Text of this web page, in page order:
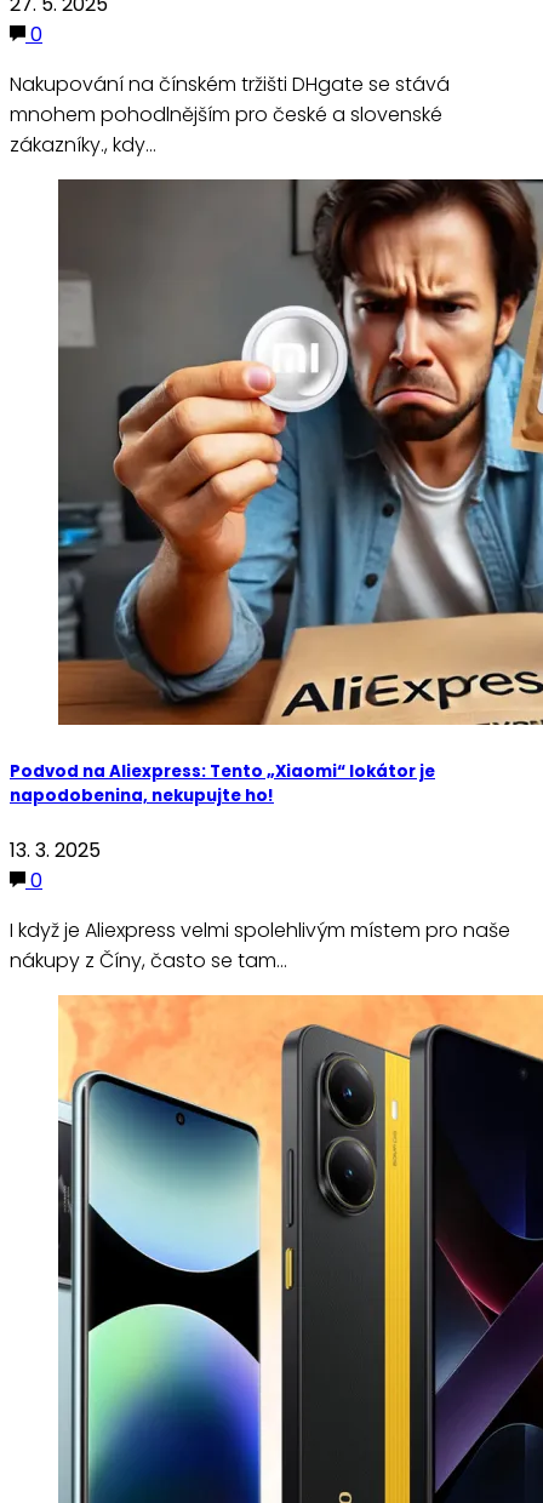
0
Nakupování na čínském tržišti DHgate se stává
mnohem pohodlnějším pro české a slovenské
zákazníky., kdy…
Podvod na Aliexpress: Tento „Xiaomi“ lokátor je
napodobenina, nekupujte ho!
13. 3. 2025
0
I když je Aliexpress velmi spolehlivým místem pro naše
nákupy z Číny, často se tam…